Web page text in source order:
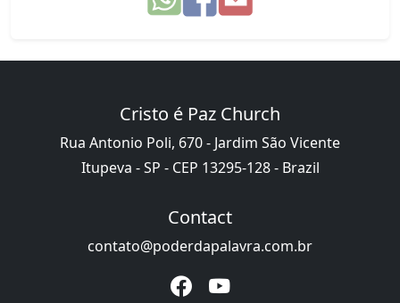
Cristo é Paz Church
Rua Antonio Poli, 670 - Jardim São Vicente
Itupeva - SP - CEP 13295-128 - Brazil
Contact
contato@poderdapalavra.com.br